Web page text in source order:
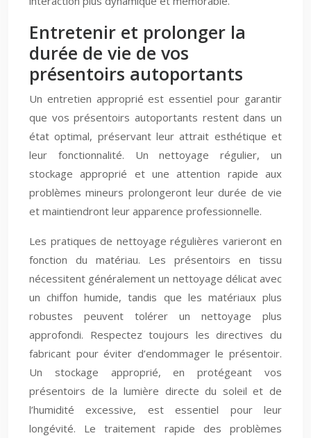
Entretenir et prolonger la
durée de vie de vos
présentoirs autoportants
Un entretien approprié est essentiel pour garantir
que vos présentoirs autoportants restent dans un
état optimal, préservant leur attrait esthétique et
leur fonctionnalité. Un nettoyage régulier, un
stockage approprié et une attention rapide aux
problèmes mineurs prolongeront leur durée de vie
et maintiendront leur apparence professionnelle.
Les pratiques de nettoyage régulières varieront en
fonction du matériau. Les présentoirs en tissu
nécessitent généralement un nettoyage délicat avec
un chiffon humide, tandis que les matériaux plus
robustes peuvent tolérer un nettoyage plus
approfondi. Respectez toujours les directives du
fabricant pour éviter d’endommager le présentoir.
Un stockage approprié, en protégeant vos
présentoirs de la lumière directe du soleil et de
l’humidité excessive, est essentiel pour leur
longévité. Le traitement rapide des problèmes